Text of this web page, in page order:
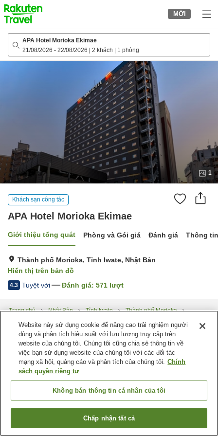
to
top
page
MỚI
APA Hotel Morioka Ekimae
21/08/2026 - 22/08/2026 2 khách 1 phòng
1
Khách sạn công tác
APA Hotel Morioka Ekimae
Giới thiệu tổng quát Phòng và Gói giá Đánh giá Thông
Thành phố Morioka, Tỉnh Iwate, Nhật Bản
Hiển thị trên bản đồ
4.3 Tuyệt vời Đánh giá: 571 lượt
Trang chủ Nhật Bản Tỉnh Iwate
Thành phố Morioka
Tìm phòng trống
Website này sử dụng cookie để nâng cao trải nghiệm người
dùng và phân tích hiệu suất với lưu lượng truy cập trên
website của chúng tôi. Chúng tôi cũng chia sẻ thông tin về
việc bạn sử dụng website của chúng tôi với các đối tác
mạng xã hội, quảng cáo và phân tích của chúng tôi. Chính
sách quyền riêng tư
Không bán thông tin cá nhân của tôi
Chấp nhận tất cả